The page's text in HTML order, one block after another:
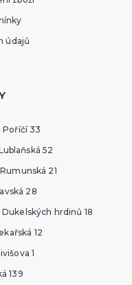
údajů
Poříčí 33
52
21
28
hrdinů 18
12
1
139